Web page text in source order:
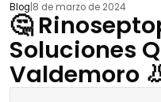
Blog 8 de marzo de 2024
🤔
Soluciones
Valdemoro